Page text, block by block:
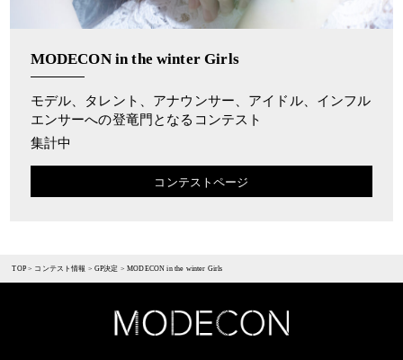
MODECON in the winter Girls
モデル、タレント、アナウンサー、アイドル、インフル
エンサーへの登竜門となるコンテスト
集計中
コンテストページ
TOP> コンテスト情報 >GP決定 >MODECON in the winter Girls